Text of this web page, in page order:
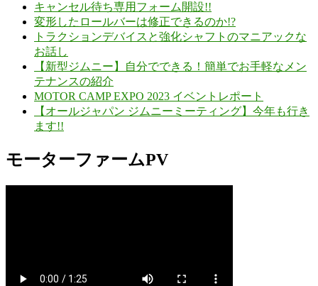
キャンセル待ち専用フォーム開設!!
変形したロールバーは修正できるのか!?
トラクションデバイスと強化シャフトのマニアックな
お話し
【新型ジムニー】自分でできる！簡単でお手軽なメン
テナンスの紹介
MOTOR CAMP EXPO 2023 イベントレポート
【オールジャパン ジムニーミーティング】今年も行き
ます!!
モーターファームPV